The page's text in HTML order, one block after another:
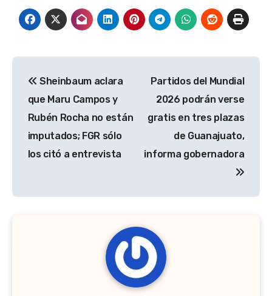
de
entradas
Sheinbaum aclara
que Maru Campos y
Rubén Rocha no están
imputados; FGR sólo
los citó a entrevista
Partidos del Mundial
2026 podrán verse
gratis en tres plazas
de Guanajuato,
informa gobernadora